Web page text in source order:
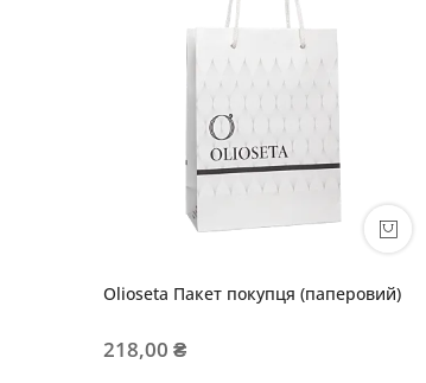
Olioseta Пакет покупця (паперовий)
218,00 ₴